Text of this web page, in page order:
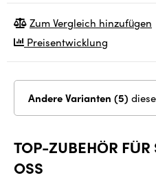
Zum Vergleich hinzufügen
Preisentwicklung
Andere Varianten (5)
TOP-ZUBEHÖR
OSS